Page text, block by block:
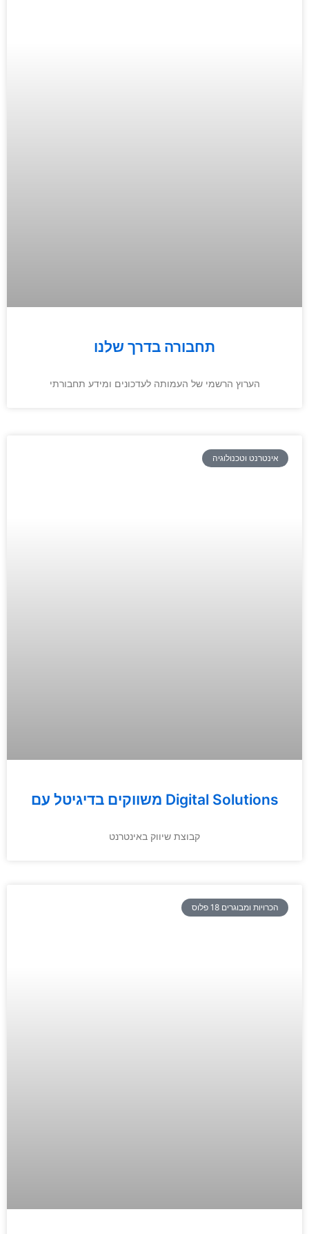
תחבורה בדרך שלנו
הערוץ הרשמי של העמותה לעדכונים ומידע תחבורתי
אינטרנט וטכנולוגיה
משווקים בדיגיטל עם Digital Solutions
קבוצת שיווק באינטרנט
הכרויות ומבוגרים 18 פלוס